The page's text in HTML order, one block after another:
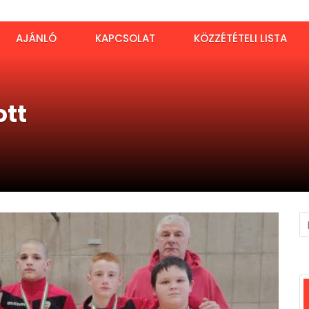
AJÁNLÓ KAPCSOLAT KÖZZÉTÉTELI LISTA